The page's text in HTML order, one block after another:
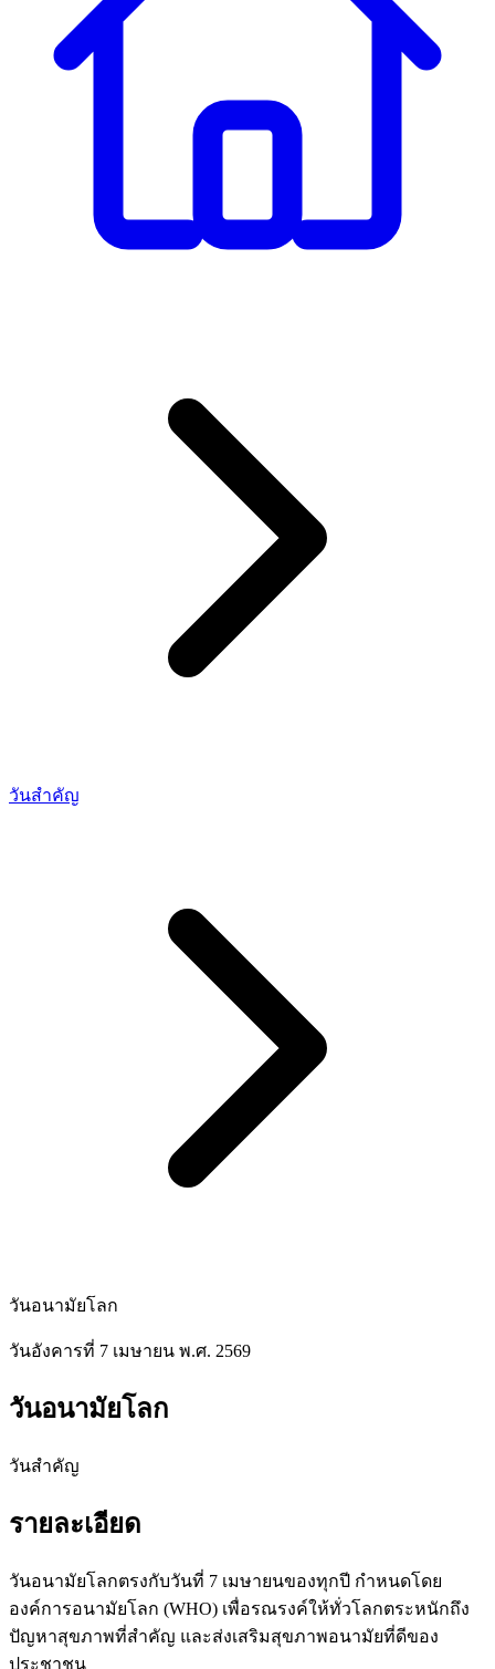
วันสำคัญ
วันอนามัยโลก
วันอังคารที่ 7 เมษายน พ.ศ. 2569
วันอนามัยโลก
วันสำคัญ
รายละเอียด
วันอนามัยโลกตรงกับวันที่ 7 เมษายนของทุกปี กำหนดโดย
องค์การอนามัยโลก (WHO) เพื่อรณรงค์ให้ทั่วโลกตระหนักถึง
ปัญหาสุขภาพที่สำคัญ และส่งเสริมสุขภาพอนามัยที่ดีของ
ประชาชน